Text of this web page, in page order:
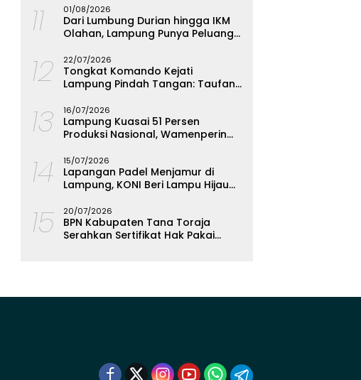
11 01/08/2026
Dari Lumbung Durian hingga IKM
Olahan, Lampung Punya Peluang
12 22/07/2026
Tongkat Komando Kejati
Lampung Pindah Tangan: Taufan
Wakajati
13 16/07/2026
Lampung Kuasai 51 Persen
Produksi Nasional, Wamenperin
Olahan Singkong
14 15/07/2026
Lapangan Padel Menjamur di
Lampung, KONI Beri Lampu Hijau
15 20/07/2026
BPN Kabupaten Tana Toraja
Serahkan Sertifikat Hak Pakai